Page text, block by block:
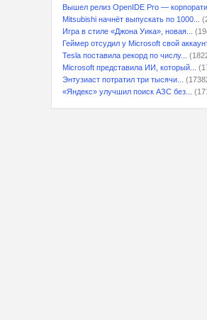
Вышел релиз OpenIDE Pro —
Mitsubishi начнёт выпускать по 1000...
Игра в стиле «Джона Уика», новая...
Геймер отсудил у Microsoft свой
Tesla поставила рекорд по числу...
Microsoft представила ИИ, который...
Энтузиаст потратил три тысячи...
«Яндекс» улучшил поиск АЗС без...